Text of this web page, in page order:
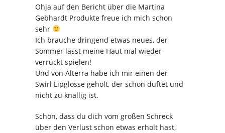
Ohja auf den Bericht über die Martina
Gebhardt Produkte freue ich mich schon
sehr
Ich brauche dringend etwas neues, der
Sommer lässt meine Haut mal wieder
verrückt spielen!
Und von Alterra habe ich mir einen der
Swirl Lipglosse geholt, der schön duftet und
nicht zu knallig ist.
Schön, dass du dich vom großen Schreck
über den Verlust schon etwas erholt hast,